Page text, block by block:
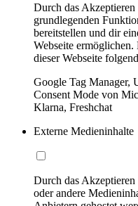
Durch das
grundlegenden
bereitstellen und dir
Webseite
dieser Webseite
Google Tag Manager,
Consent Mode von
Klarna, Freshchat
Externe Medieninhalte
Durch das
oder andere